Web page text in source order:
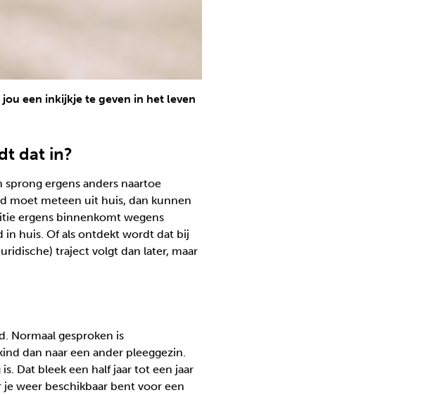
een inkijkje te geven in het leven
dat in?
sprong ergens anders naartoe
moet meteen uit huis, dan kunnen
ergens binnenkomt wegens
in huis. Of als ontdekt wordt dat bij
traject volgt dan later, maar
Normaal gesproken is
dan naar een ander pleeggezin.
Dat bleek een half jaar tot een jaar
weer beschikbaar bent voor een